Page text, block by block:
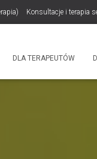
Konsultacje i terapia
DLA TERAPEUTÓW